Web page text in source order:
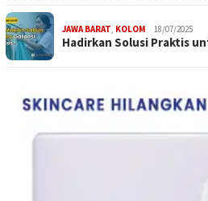
JAWA BARAT, KOLOM 18/07/2025
Hadirkan Solusi Praktis